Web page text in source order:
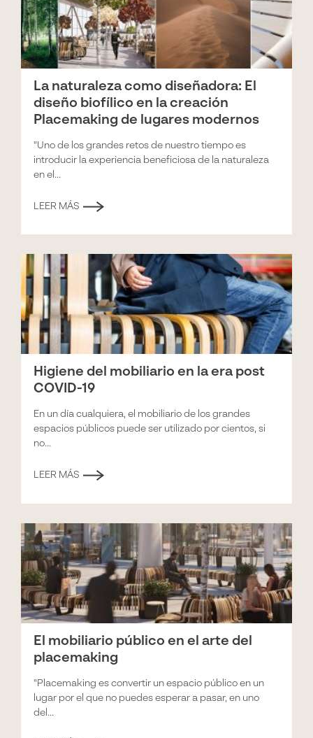
La naturaleza como diseñadora: El
diseño biofílico en la creación
Placemaking de lugares modernos
"Uno de los grandes retos de nuestro tiempo es
introducir la experiencia beneficiosa de la naturaleza
en el...
LEER MÁS
Higiene del mobiliario en la era post
COVID-19
En un día cualquiera, el mobiliario de los grandes
espacios públicos puede ser utilizado por cientos, si
no...
LEER MÁS
El mobiliario público en el arte del
placemaking
"Placemaking es convertir un espacio público en un
lugar por el que no puedes esperar a pasar, en uno
del...